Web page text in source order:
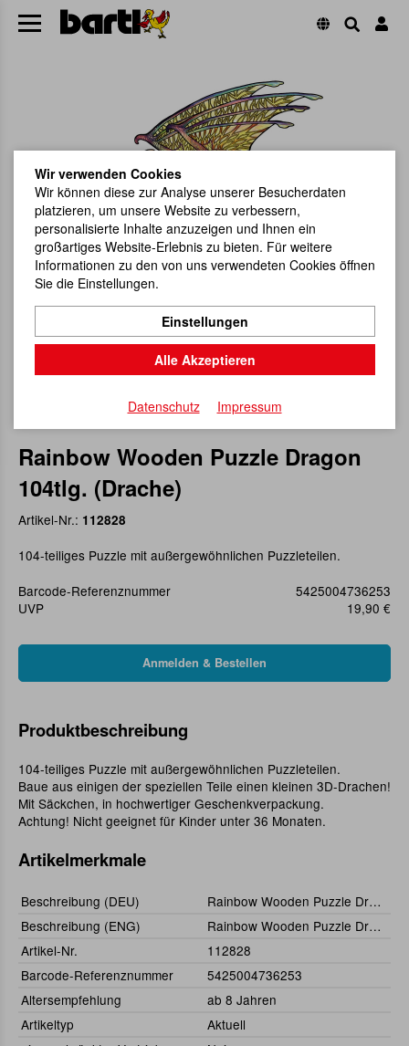
Rainbow Wooden Puzzle Dragon
104tlg. (Drache)
Artikel-Nr.: 112828
104-teiliges Puzzle mit außergewöhnlichen Puzzleteilen.
Barcode-Referenznummer
5425004736253
UVP
19,90 €
Produktbeschreibung
104-teiliges Puzzle mit außergewöhnlichen Puzzleteilen.
Baue aus einigen der speziellen Teile einen kleinen 3D-Drachen!
Mit Säckchen, in hochwertiger Geschenkverpackung.
Achtung! Nicht geeignet für Kinder unter 36 Monaten.
Artikelmerkmale
Beschreibung (DEU)
Rainbow Wooden Puzzle Dragon 104tlg. (Drache)
Beschreibung (ENG)
Rainbow Wooden Puzzle Dragon 104pcs.
Artikel-Nr.
112828
Barcode-Referenznummer
5425004736253
Altersempfehlung
ab 8 Jahren
Artikeltyp
Aktuell
Wir verwenden Cookies
Wir können diese zur Analyse unserer Besucherdaten
platzieren, um unsere Website zu verbessern,
personalisierte Inhalte anzuzeigen und Ihnen ein
großartiges Website-Erlebnis zu bieten. Für weitere
Informationen zu den von uns verwendeten Cookies öffnen
Sie die Einstellungen.
Einstellungen
Alle Akzeptieren
Datenschutz Impressum